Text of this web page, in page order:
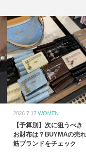
2026.7.17 WOMEN
【予算別】次に狙うべき
お財布は？BUYMAの売れ
筋ブランドをチェック